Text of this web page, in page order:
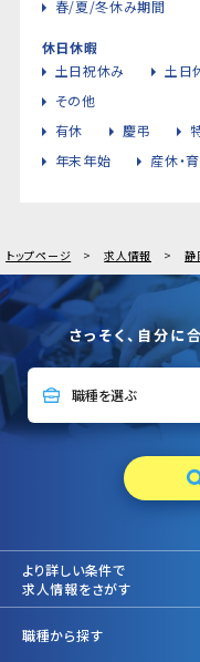
春/夏/冬休み期間
休日休暇
土日祝休み
土日
その他
有休
慶弔
年末年始
産休・
トップページ 求人情報 静
さっそく、自分に
より詳しい条件で
求人情報をさがす
職種から探す